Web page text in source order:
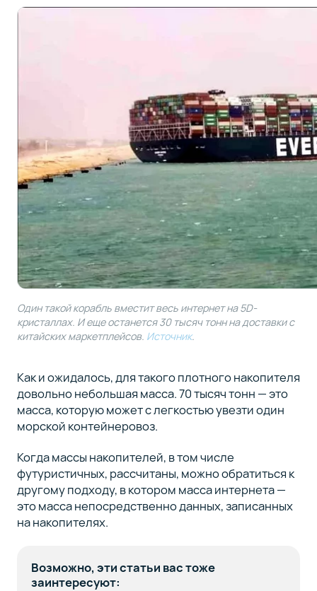
Один такой корабль вместит весь интернет на 5D-
кристаллах. И еще останется 30 тысяч тонн на доставки с
китайских маркетплейсов. Источник.
Как и ожидалось, для такого плотного накопителя
довольно небольшая масса. 70 тысяч тонн — это
масса, которую может с легкостью увезти один
морской контейнеровоз.
Когда массы накопителей, в том числе
футуристичных, рассчитаны, можно обратиться к
другому подходу, в котором масса интернета —
это масса непосредственно данных, записанных
на накопителях.
Возможно, эти статьи вас тоже
заинтересуют: